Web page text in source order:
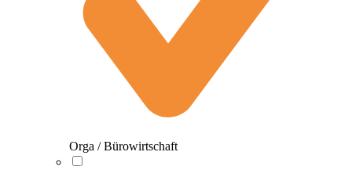
Orga / Bürowirtschaft